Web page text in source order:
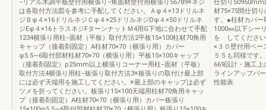
−リアル木調平板壁付用横張り−角面材壁付用横張り56789※ネジ
は各取付方法図を参考に手配してください。Ａφ４×13ドリルネ
ジＢφ４×16ドリルネジＣφ４×25ドリルネジDφ４×50ドリルネ
ジEφ４×16トラスネジFターンナットＭ4用G下地に合わせて手配
1234横張り用柱−面材（平板）取付方法2平板15×100柱材70角用
キャップ（接着剤固定）A柱材70×70（横張り用）カバー
φ5.5∼6取付部材柱材70×70（横張り用）平板15×100キャップ
（接着剤固定）p25mm以上横張りコーナー用柱−面材（平板）
取付方法4横張り用柱−板張り取付方法3※板張りの取付け最上部
には必ず天端用を施工してください。※最上部のキャップは必ず
ツメを折ってください。板張り15×100天端用柱材70角用キャッ
プ（接着剤固定）A柱材70×70（横張り用）カバー板張り
仕切り
材75×75間仕切
す。●柱材カバー
1000㎜以下シー
を してください
×３０壁付用ベー
５５も同様です
669設計・施工
ラインアップパ
性能表